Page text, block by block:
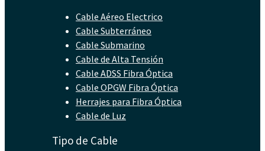
Cable Aéreo Electrico
Cable Subterráneo
Cable Submarino
Cable de Alta Tensión
Cable ADSS Fibra Óptica
Cable OPGW Fibra Óptica
Herrajes para Fibra Óptica
Cable de Luz
Tipo de Cable